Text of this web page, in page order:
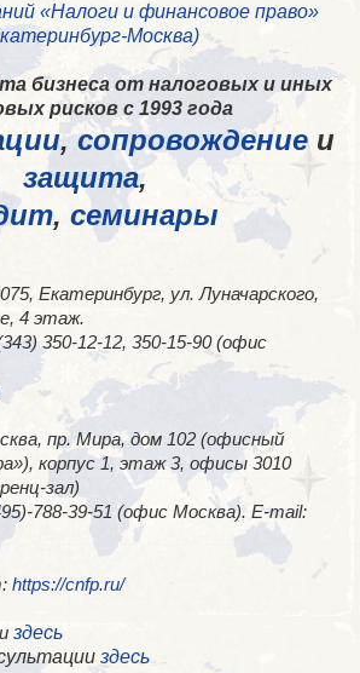
«Налоги и финансовое право»
Москва)
бизнеса от налоговых и иных
рисков с 1993 года
,сопровождениеи
защита,
, семинары
Екатеринбург, ул. Луначарского,
4 этаж.
350-12-12, 350-15-90 (офис
пр. Мира, дом 102 (офисный
корпус 1, этаж 3, офисы 3010
зал)
788-39-51 (офис Москва). E-mail:
https://cnfp.ru/
здесь
здесь